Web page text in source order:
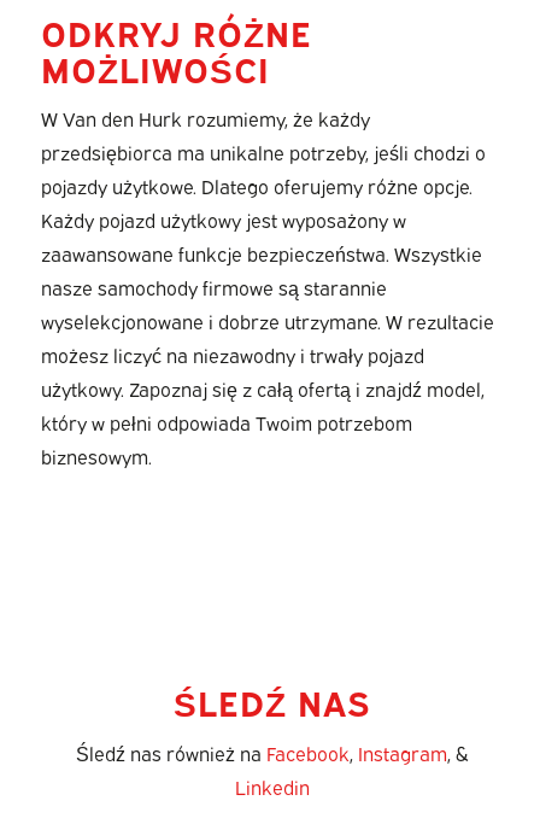
ODKRYJ RÓŻNE
MOŻLIWOŚCI
W Van den Hurk rozumiemy, że każdy
przedsiębiorca ma unikalne potrzeby, jeśli chodzi o
pojazdy użytkowe. Dlatego oferujemy różne opcje.
Każdy pojazd użytkowy jest wyposażony w
zaawansowane funkcje bezpieczeństwa. Wszystkie
nasze samochody firmowe są starannie
wyselekcjonowane i dobrze utrzymane. W rezultacie
możesz liczyć na niezawodny i trwały pojazd
użytkowy. Zapoznaj się z całą ofertą i znajdź model,
który w pełni odpowiada Twoim potrzebom
biznesowym.
ŚLEDŹ NAS
Śledź nas również na Facebook, Instagram, &
Linkedin